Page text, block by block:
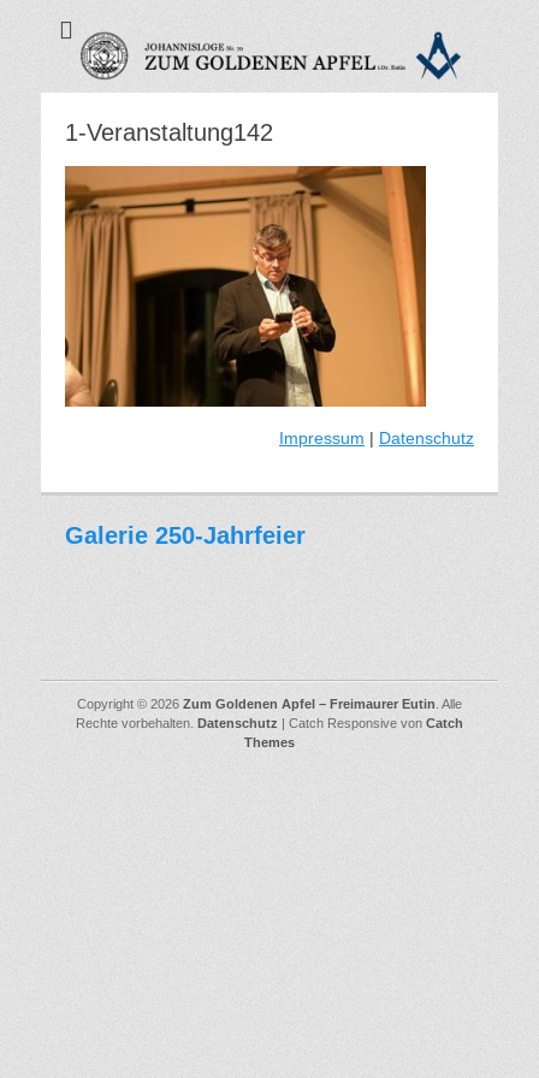
Zum Goldenen
Apfel - Freimaurer
1-Veranstaltung142
Impressum | Datenschutz
Galerie 250-Jahrfeier
Copyright © 2026 Zum Goldenen Apfel – Freimaurer Eutin . Alle
Rechte vorbehalten. Datenschutz | Catch Responsive von Catch
Themes